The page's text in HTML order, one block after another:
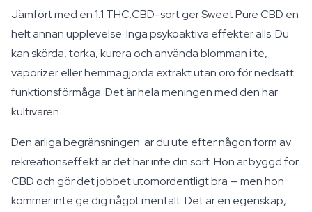
Jämfört med en 1:1 THC:CBD-sort ger Sweet Pure CBD en
helt annan upplevelse. Inga psykoaktiva effekter alls. Du
kan skörda, torka, kurera och använda blomman i te,
vaporizer eller hemmagjorda extrakt utan oro för nedsatt
funktionsförmåga. Det är hela meningen med den här
kultivaren.
Den ärliga begränsningen: är du ute efter någon form av
rekreationseffekt är det här inte din sort. Hon är byggd för
CBD och gör det jobbet utomordentligt bra — men hon
kommer inte ge dig något mentalt. Det är en egenskap,